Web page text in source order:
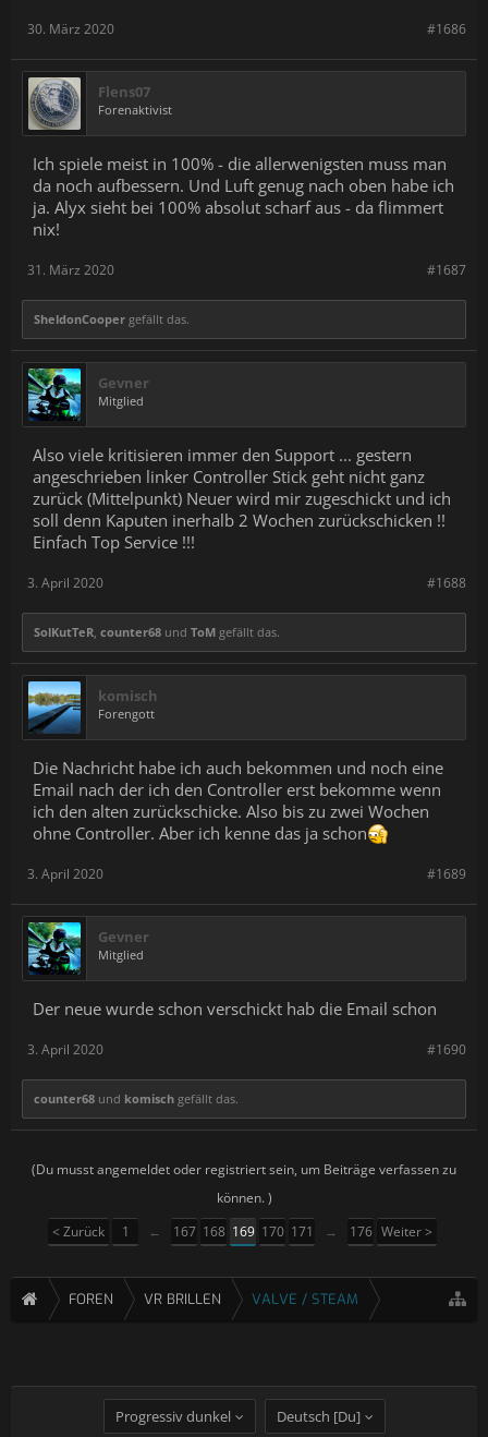
#1686
30. März 2020
Flens07
Forenaktivist
Ich spiele meist in 100% - die allerwenigsten muss man
da noch aufbessern. Und Luft genug nach oben habe ich
ja. Alyx sieht bei 100% absolut scharf aus - da flimmert
nix!
#1687
31. März 2020
SheldonCooper gefällt das.
Gevner
Mitglied
Also viele kritisieren immer den Support ... gestern
angeschrieben linker Controller Stick geht nicht ganz
zurück (Mittelpunkt) Neuer wird mir zugeschickt und ich
soll denn Kaputen inerhalb 2 Wochen zurückschicken !!
Einfach Top Service !!!
#1688
3. April 2020
SolKutTeR, counter68 und ToM gefällt das.
komisch
Forengott
Die Nachricht habe ich auch bekommen und noch eine
Email nach der ich den Controller erst bekomme wenn
ich den alten zurückschicke. Also bis zu zwei Wochen
ohne Controller. Aber ich kenne das ja schon
#1689
3. April 2020
Gevner
Mitglied
Der neue wurde schon verschickt hab die Email schon
#1690
3. April 2020
counter68 und komisch gefällt das.
(Du musst angemeldet oder registriert sein, um Beiträge verfassen zu
können. )
< Zurück
1 ← 167 168 169 170 171 → 176 Weiter >
FOREN VR BRILLEN VALVE / STEAM
Progressiv dunkel Deutsch [Du]